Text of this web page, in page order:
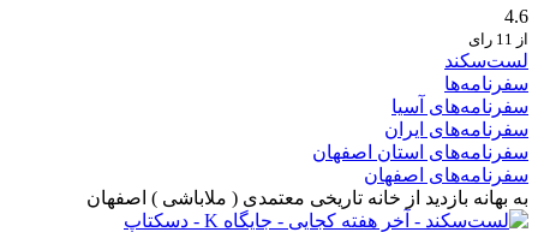
4.6
از 11 رای
لست‌سکند
سفرنامه‌ها
سفرنامه‌های آسیا
سفرنامه‌های ایران
سفرنامه‌های استان اصفهان
سفرنامه‌های اصفهان
به بهانه بازدید از خانه تاریخی معتمدی ( ملاباشی ) اصفهان